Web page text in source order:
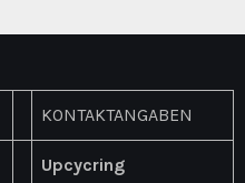
KONTAKTANGABEN
Upcycring